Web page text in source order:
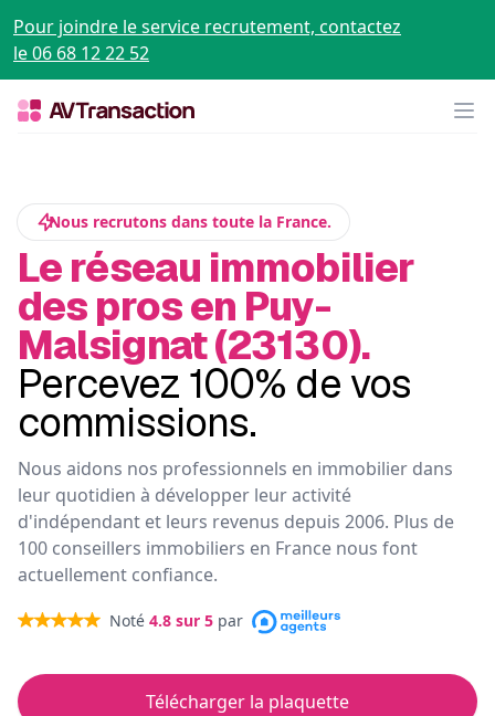
Pour joindre le service recrutement, contactez
le 06 68 12 22 52
Nous recrutons dans toute la France.
Le réseau immobilier
des pros en Puy-
Malsignat (23130).
Percevez 100% de vos
commissions.
Nous aidons nos professionnels en immobilier dans
leur quotidien à développer leur activité
d'indépendant et leurs revenus depuis 2006. Plus de
100 conseillers immobiliers en France nous font
actuellement confiance.
Noté 4.8 sur 5 par
Télécharger la plaquette